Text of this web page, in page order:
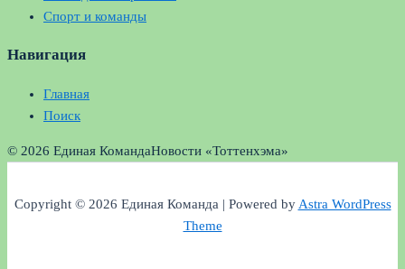
Спорт и команды
Навигация
Главная
Поиск
© 2026 Единая КомандаНовости «Тоттенхэма»
Copyright © 2026 Единая Команда | Powered byAstra WordPress
Theme